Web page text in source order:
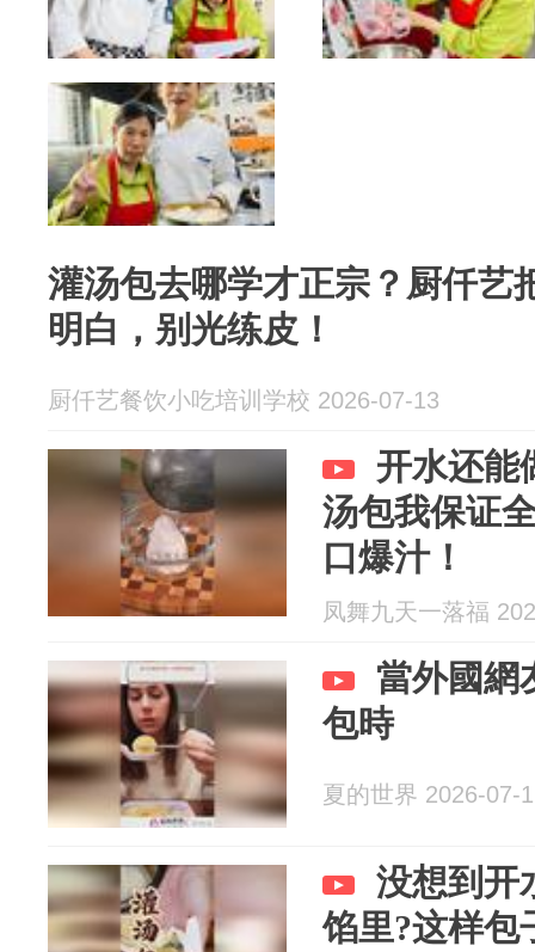
灌汤包去哪学才正宗？厨仟艺
明白，别光练皮！
厨仟艺餐饮小吃培训学校 2026-07-13
开水还能
汤包我保证
口爆汁！
凤舞九天一落福
當外國網
包時
夏的世界 2026-07-
没想到开
馅里?这样包